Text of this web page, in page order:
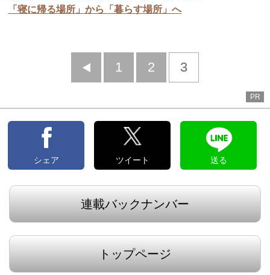
「寝に帰る場所」から「暮らす場所」へ
前
1 2 3
PR
シェア ツイート 送る
連載バックナンバー
トップページ